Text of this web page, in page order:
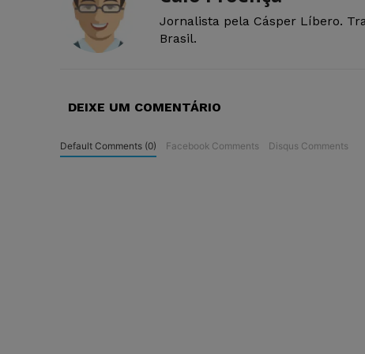
Jornalista pela Cásper Líbero.
Brasil.
DEIXE UM COMENTÁRIO
Default Comments (0) Facebook Comments Disqus Comments